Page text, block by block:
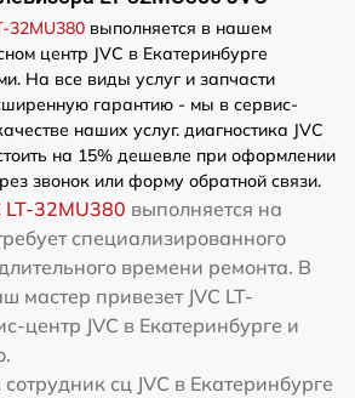
32MU380 выполняется в нашем
центр JVC в Екатеринбурге
На все виды услуг и запчасти
гарантию - мы в сервис-
наших услуг. диагностика JVC
на 15% дешевле при оформлении
звонок или форму обратной связи.
LT-32MU380 выполняется на
специализированного
времени ремонта. В
мастер привезет JVC LT-
центр JVC в Екатеринбурге и
сц JVC в Екатеринбурге